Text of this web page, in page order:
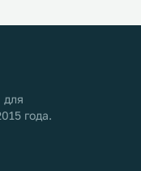
для
года.